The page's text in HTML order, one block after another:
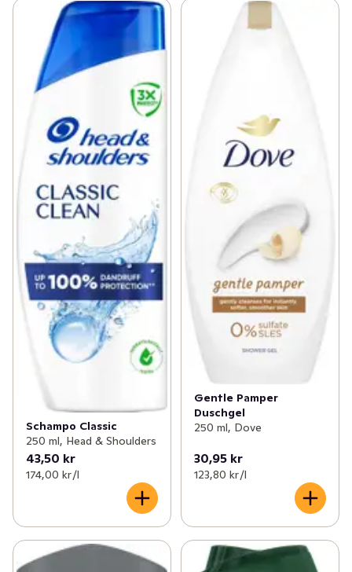
Schampo Classic
250 ml, Head & Shoulders
43,50 kr
174,00 kr /l
Gentle Pamper
Duschgel
250 ml, Dove
30,95 kr
123,80 kr /l